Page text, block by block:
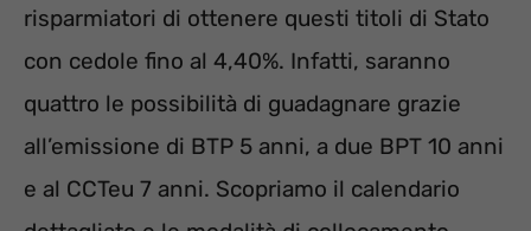
risparmiatori di ottenere questi titoli di Stato
con cedole fino al 4,40%. Infatti, saranno
quattro le possibilità di guadagnare grazie
all’emissione di BTP 5 anni, a due BPT 10 anni
e al CCTeu 7 anni. Scopriamo il calendario